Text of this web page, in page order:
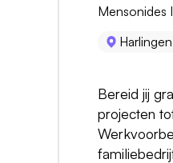
Mensonides
Harlingen
Bereid jij
projecten